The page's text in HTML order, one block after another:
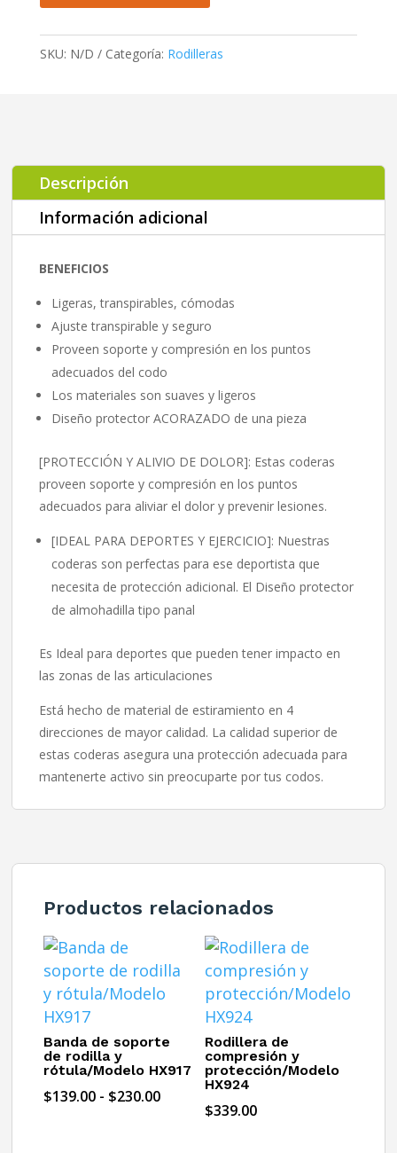
PR101
cantidad
SKU: N/D Categoría: Rodilleras
Descripción
Información adicional
BENEFICIOS
Ligeras, transpirables, cómodas
Ajuste transpirable y seguro
Proveen soporte y compresión en los puntos
adecuados del codo
Los materiales son suaves y ligeros
Diseño protector ACORAZADO de una pieza
[PROTECCIÓN Y ALIVIO DE DOLOR]: Estas coderas
proveen soporte y compresión en los puntos
adecuados para aliviar el dolor y prevenir lesiones.
[IDEAL PARA DEPORTES Y EJERCICIO]: Nuestras
coderas son perfectas para ese deportista que
necesita de protección adicional. El Diseño protector
de almohadilla tipo panal
Es Ideal para deportes que pueden tener impacto en
las zonas de las articulaciones
Está hecho de material de estiramiento en 4
direcciones de mayor calidad. La calidad superior de
estas coderas asegura una protección adecuada para
mantenerte activo sin preocuparte por tus codos.
Productos relacionados
Banda de soporte
de rodilla y
rótula/Modelo HX917
$139.00 - $230.00Rango
Rodillera de
compresión y
protección/Modelo
HX924
$339.00